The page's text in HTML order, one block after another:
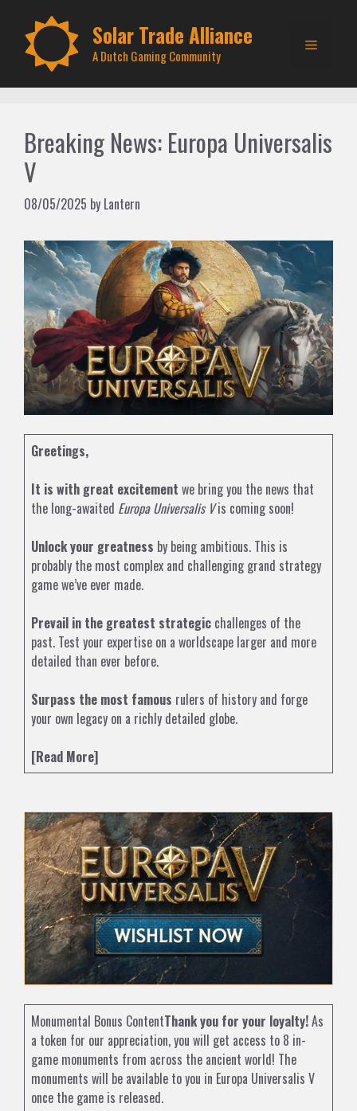
content
Solar Trade Alliance
A Dutch Gaming Community
Menu
Breaking News: Europa Universalis
V
08/05/2025 by Lantern
Greetings,
It is with great excitement we bring you the news that
the long-awaited Europa Universalis Vis coming soon!
Unlock your greatness by being ambitious. This is
probably the most complex and challenging grand strategy
game we’ve ever made.
Prevail in the greatest strategic challenges of the
past. Test your expertise on a worldscape larger and more
detailed than ever before.
Surpass the most famous rulers of history and forge
your own legacy on a richly detailed globe.
[Read More]
Monumental Bonus ContentThank you for your loyalty!As
a token for our appreciation, you will get access to 8 in-
game monuments from across the ancient world! The
monuments will be available to you in Europa Universalis V
once the game is released.